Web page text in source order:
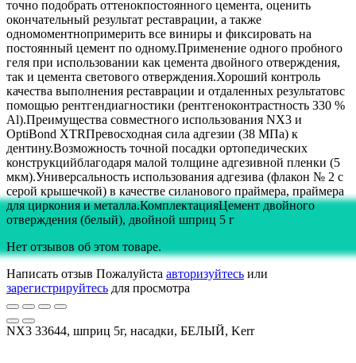
точно подобрать оттенокпостоянного цемента, оценить
окончательный результат реставрации, а также
одномоментнопримерить все виниры и фиксировать на
постоянный цемент по одному.Применение одного пробного
геля при использовании как цемента двойного отверждения,
так и цемента светового отверждения.Хороший контроль
качества выполнения реставрации и отдаленных результатовс
помощью рентгендиагностики (рентгеноконтрастность 330 %
Al).Преимущества совместного использования NX3 и
OptiBond XTRПревосходная сила адгезии (38 МПа) к
дентину.Возможность точной посадки ортопедических
конструкцийблагодаря малой толщине адгезивной пленки (5
мкм).Универсальность использования адгезива (флакон № 2 с
серой крышечкой) в качестве силанового праймера, праймера
для циркония и металла.КомплектацияЦемент двойного
отверждения (белый), двойной шприц 5 г
Нет отзывов об этом товаре.
Написать отзыв Пожалуйста авторизуйтесь или
зарегистрируйтесь для просмотра
NX3 33644, шприц 5г, насадки, БЕЛЫЙ, Kerr